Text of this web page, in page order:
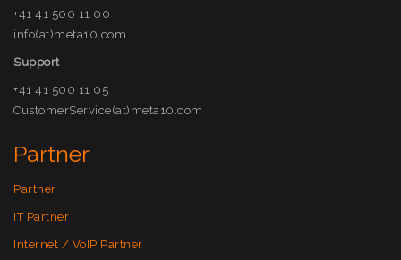
+41 41 500 11 00
info(at)meta10.com
Support
+41 41 500 11 05
CustomerService(at)meta10.com
Partner
Partner
IT Partner
Internet / VoIP Partner